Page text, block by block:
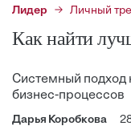
Лидер Личный
Как найти
Системный подход
бизнес-процессов
Дарья Коробкова